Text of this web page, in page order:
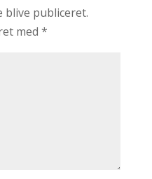
blive publiceret.
med *